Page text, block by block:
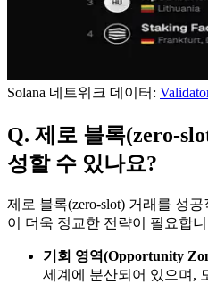
Solana 네트워크 데이터:
Q. 제로 블록(zero-
성할 수 있나요?
제로 블록(zero-slot) 거래를 성
이 더욱 정교한 전략이 필요합
기회 영역(Opportunity
세계에 분산되어 있으며,